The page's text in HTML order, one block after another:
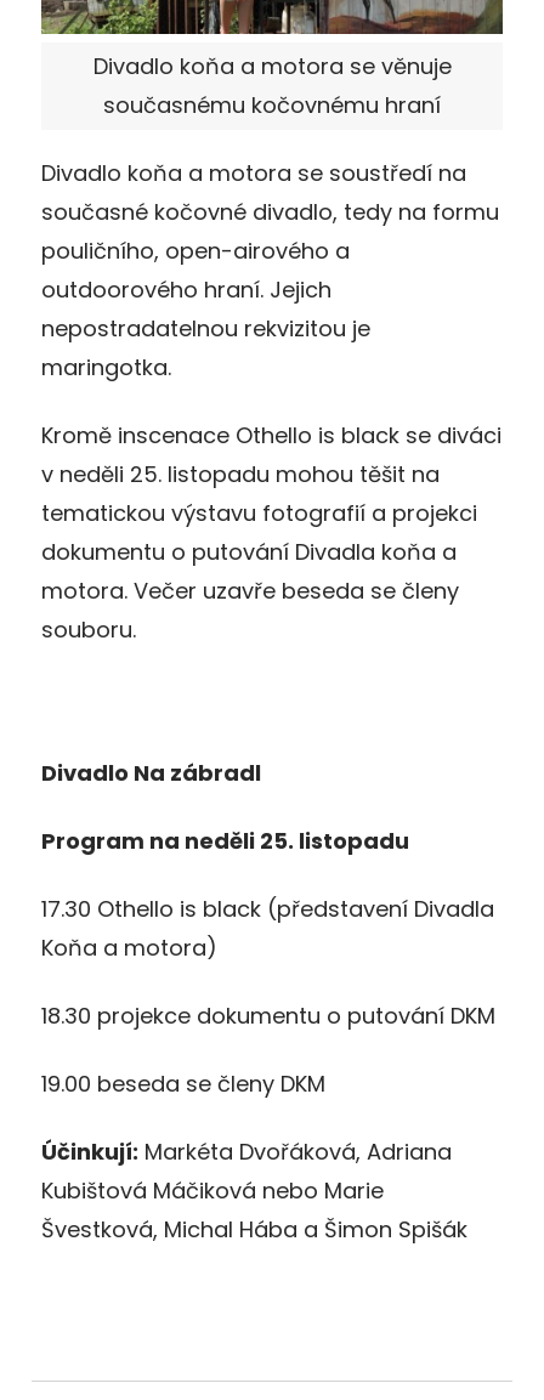
Divadlo koňa a motora se věnuje
současnému kočovnému hraní
Divadlo koňa a motora se soustředí na
současné kočovné divadlo, tedy na formu
pouličního, open-airového a
outdoorového hraní. Jejich
nepostradatelnou rekvizitou je
maringotka.
Kromě inscenace Othello is black se diváci
v neděli 25. listopadu mohou těšit na
tematickou výstavu fotografií a projekci
dokumentu o putování Divadla koňa a
motora. Večer uzavře beseda se členy
souboru.
Divadlo Na zábradl
Program na neděli 25. listopadu
17.30 Othello is black (představení Divadla
Koňa a motora)
18.30 projekce dokumentu o putování DKM
19.00 beseda se členy DKM
Účinkují: Markéta Dvořáková, Adriana
Kubištová Máčiková nebo Marie
Švestková, Michal Hába a Šimon Spišák